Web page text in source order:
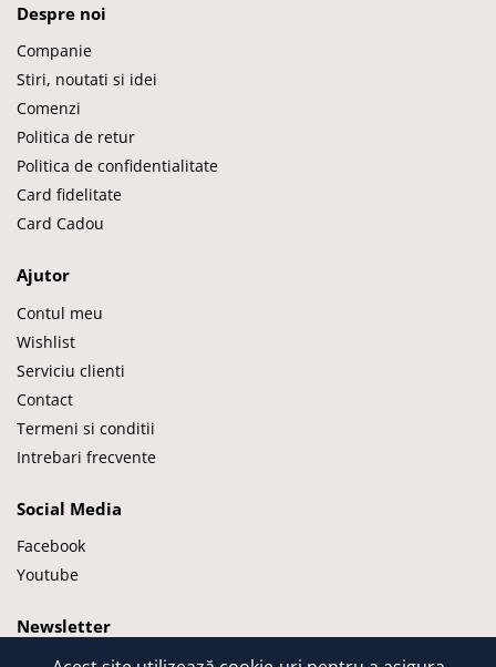
Despre noi
Companie
Stiri, noutati si idei
Comenzi
Politica de retur
Politica de confidentialitate
Card fidelitate
Card Cadou
Ajutor
Contul meu
Wishlist
Serviciu clienti
Contact
Termeni si conditii
Intrebari frecvente
Social Media
Facebook
Youtube
Newsletter